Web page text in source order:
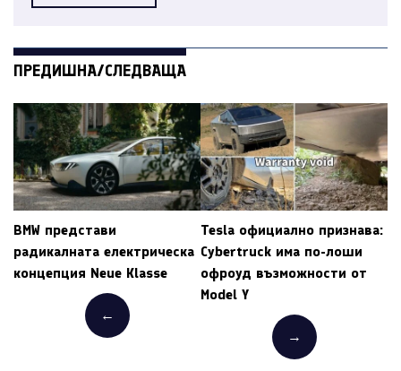
ПРЕДИШНА/СЛЕДВАЩА
BMW представи
радикалната електрическа
концепция Neue Klasse
←
Tesla официално признава:
Cybertruck има по-лоши
офроуд възможности от
Model Y
→